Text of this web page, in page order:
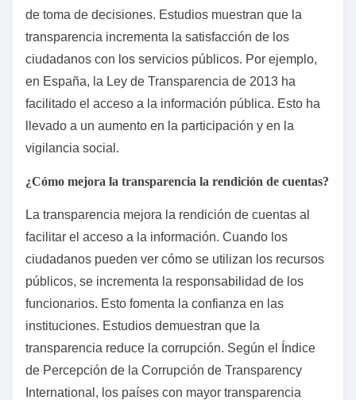
de toma de decisiones. Estudios muestran que la
transparencia incrementa la satisfacción de los
ciudadanos con los servicios públicos. Por ejemplo,
en España, la Ley de Transparencia de 2013 ha
facilitado el acceso a la información pública. Esto ha
llevado a un aumento en la participación y en la
vigilancia social.
¿Cómo mejora la transparencia la rendición de cuentas?
La transparencia mejora la rendición de cuentas al
facilitar el acceso a la información. Cuando los
ciudadanos pueden ver cómo se utilizan los recursos
públicos, se incrementa la responsabilidad de los
funcionarios. Esto fomenta la confianza en las
instituciones. Estudios demuestran que la
transparencia reduce la corrupción. Según el Índice
de Percepción de la Corrupción de Transparency
International, los países con mayor transparencia